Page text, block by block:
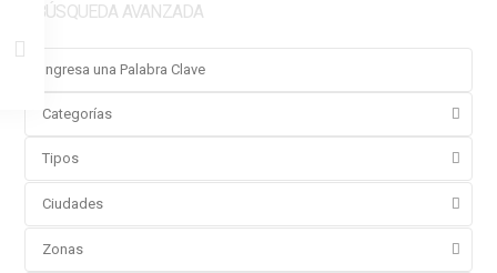
BÚSQUEDA AVANZADA
Categorías
Tipos
Ciudades
Zonas